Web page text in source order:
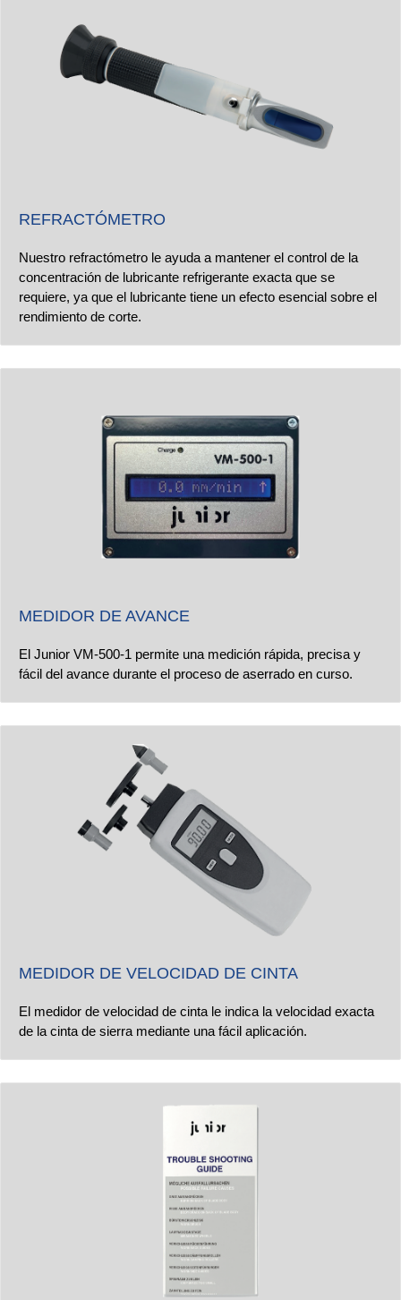
REFRACTÓMETRO
Nuestro refractómetro le ayuda a mantener el control de la
concentración de lubricante refrigerante exacta que se
requiere, ya que el lubricante tiene un efecto esencial sobre el
rendimiento de corte.
MEDIDOR DE AVANCE
El Junior VM-500-1 permite una medición rápida, precisa y
fácil del avance durante el proceso de aserrado en curso.
MEDIDOR DE VELOCIDAD DE CINTA
El medidor de velocidad de cinta le indica la velocidad exacta
de la cinta de sierra mediante una fácil aplicación.